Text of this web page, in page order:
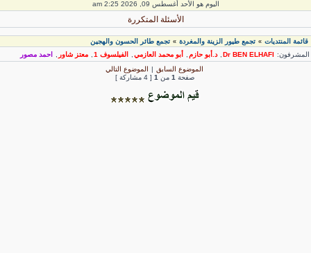
اليوم هو الأحد أغسطس 09, 2026 2:25 am
الأسئلة المتكررة
قائمة المنتديات» تجمع طيور الزينة والمغردة» تجمع طائر الحسون والهجين
Dr BEN ELHAFI
, د.أبو حازم, أبو محمد العازمي , الفيلسوف 1 , معتز شاور
احمد مصور
الموضوع السابق| الموضوع التالي
صفحة1 من [ 4 مشاركة ]